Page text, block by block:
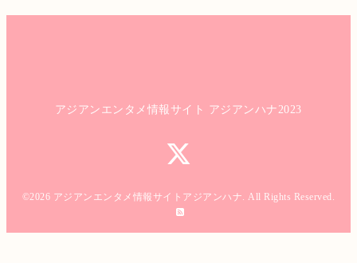
アジアンエンタメ情報サイト アジアンハナ2023
©2026 アジアンエンタメ情報サイトアジアンハナ. All Rights Reserved.